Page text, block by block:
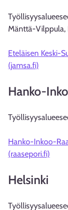
Mänttä-Vilppula,
Eteläisen Keski-
(jamsa.fi)
Hanko-
Hanko-Inkoo-
(raasepori.fi)
Helsinki